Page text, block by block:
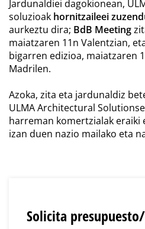
Jardunaldiei dagokionean,
soluzioak hornitzaileei
aurkeztu dira; BdB Meeting
maiatzaren 11n Valentzian,
bigarren edizioa, maiatzaren
Madrilen.
Azoka, zita eta jardunaldiz
ULMA Architectural
harreman komertzialak eraiki
izan duen nazio mailako eta
Solicita